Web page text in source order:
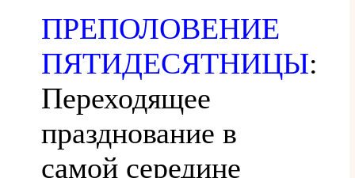
ПРЕПОЛОВЕНИЕ
ПЯТИДЕСЯТНИЦЫ:
Переходящее
празднование в
самой середине